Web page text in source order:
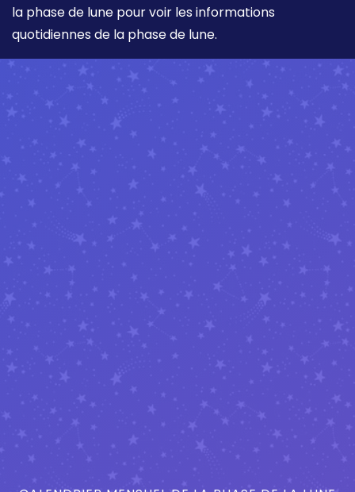
la phase de lune pour voir les informations
quotidiennes de la phase de lune.